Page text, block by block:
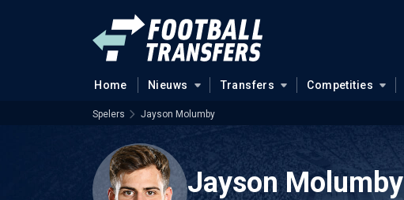
Home Nieuws Transfers Competities
Spelers Jayson Molumby
Jayson Molumby